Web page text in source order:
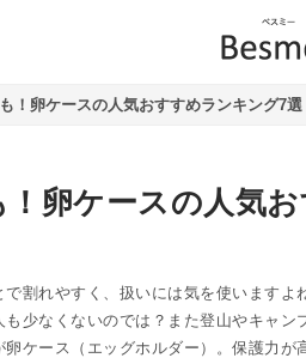
！卵ケースの人気おすすめランキング7選
卵ケースの人気
割れやすく、扱いには気を使いますよ
少なくないのでは？また登山やキャン
ケース（エッグホルダー）。保護力が